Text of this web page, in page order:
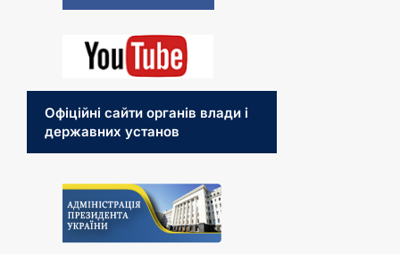
Офіційні сайти органів влади і
державних установ